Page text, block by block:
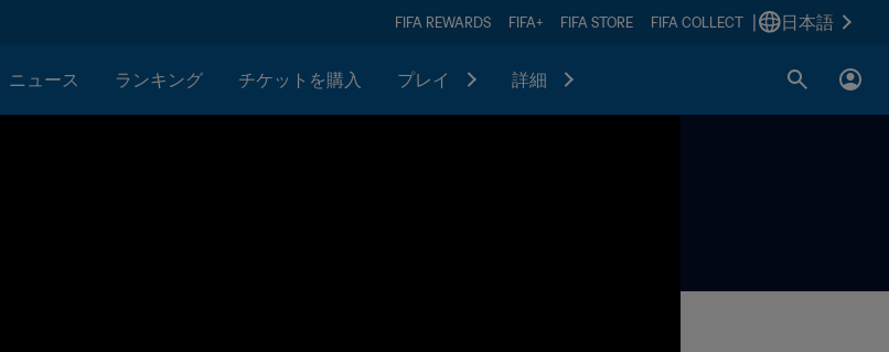
FIFA REWARDS FIFA+ FIFA STORE FIFA COLLECT 日本語
ニュース ランキング チケットを購入 プレイ 詳細